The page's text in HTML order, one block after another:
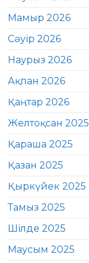
Мамыр 2026
Сәуір 2026
Наурыз 2026
Ақпан 2026
Қаңтар 2026
Желтоқсан 2025
Қараша 2025
Қазан 2025
Қыркүйек 2025
Тамыз 2025
Шілде 2025
Маусым 2025